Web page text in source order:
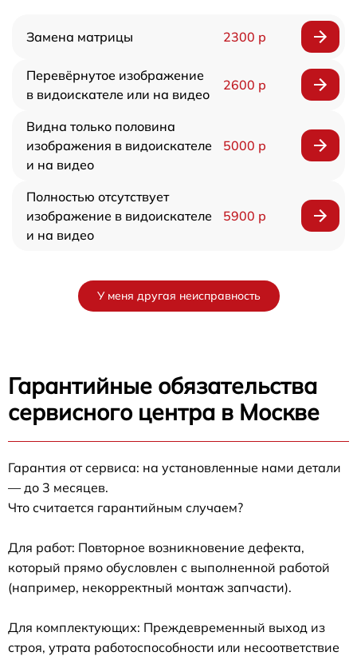
Замена матрицы 2300 р
Перевёрнутое изображение
в видоискателе или на видео
2600 р
Видна только половина
изображения в видоискателе
и на видео
5000 р
Полностью отсутствует
изображение в видоискателе
и на видео
5900 р
У меня другая неисправность
Гарантийные обязательства
сервисного центра в Москве
Гарантия от сервиса: на установленные нами детали
— до 3 месяцев.
Что считается гарантийным случаем?
Для работ: Повторное возникновение дефекта,
который прямо обусловлен с выполненной работой
(например, некорректный монтаж запчасти).
Для комплектующих: Преждевременный выход из
строя, утрата работоспособности или несоответствие